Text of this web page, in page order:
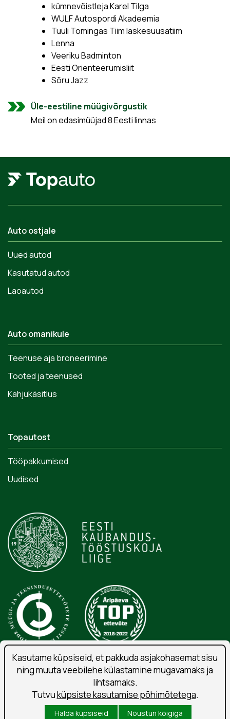
kümnevõistleja Karel Tilga
WULF Autospordi Akadeemia
Tuuli Tomingas Tiim laskesuusatiim
Lenna
Veeriku Badminton
Eesti Orienteerumisliit
Sõru Jazz
Üle-eestiline müügivõrgustik
Meil on edasimüüjad 8 Eesti linnas
Auto ostjale
Uued autod
Kasutatud autod
Laoautod
Auto omanikule
Teenuse aja broneerimine
Tooted ja teenused
Kahjukäsitlus
Topautost
Tööpakkumised
Uudised
Isikuandmete töötlemise tingimused
Liitu uudiskirjaga
Kasutustingimused
Kasutame küpsiseid, et pakkuda asjakohasemat sisu
ning muuta veebilehe külastamine mugavamaks ja
lihtsamaks.
Tutvuküpsiste kasutamise põhimõtetega.
Halda küpsiseid Nõustun kõigiga